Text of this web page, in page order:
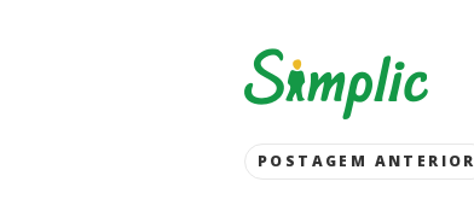
Post
POSTAGEM ANTERIOR